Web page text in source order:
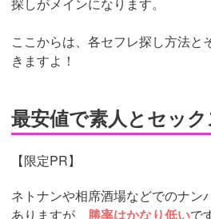
ここからは、各セフレ探し方法と
きますよ！
最安値で素人とセッ
【限定PR】
ネトナンや相席酒場などでのナン
ありますが、 勝率はかなり低いで